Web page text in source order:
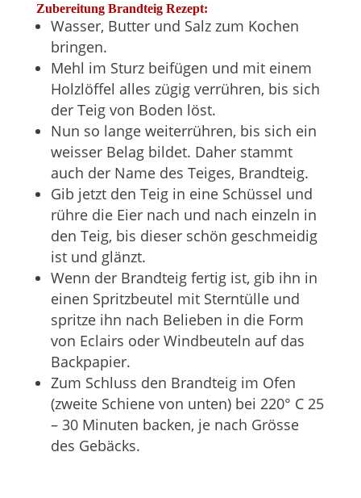
Zubereitung Brandteig Rezept:
Wasser, Butter und Salz zum Kochen
bringen.
Mehl im Sturz beifügen und mit einem
Holzlöffel alles zügig verrühren, bis sich
der Teig von Boden löst.
Nun so lange weiterrühren, bis sich ein
weisser Belag bildet. Daher stammt
auch der Name des Teiges, Brandteig.
Gib jetzt den Teig in eine Schüssel und
rühre die Eier nach und nach einzeln in
den Teig, bis dieser schön geschmeidig
ist und glänzt.
Wenn der Brandteig fertig ist, gib ihn in
einen Spritzbeutel mit Sterntülle und
spritze ihn nach Belieben in die Form
von Eclairs oder Windbeuteln auf das
Backpapier.
Zum Schluss den Brandteig im Ofen
(zweite Schiene von unten) bei 220° C 25
– 30 Minuten backen, je nach Grösse
des Gebäcks.